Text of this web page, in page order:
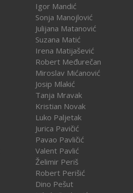
Igor Mandić
Sonja Manojlović
Julijana Matanović
Suzana Matić
Irena Matijašević
Robert Međurečan
Miroslav Mićanović
Josip Mlakić
Tanja Mravak
Kristian Novak
Luko Paljetak
Jurica Pavičić
Pavao Pavličić
Valent Pavlić
Želimir Periš
Robert Perišić
Dino Pešut